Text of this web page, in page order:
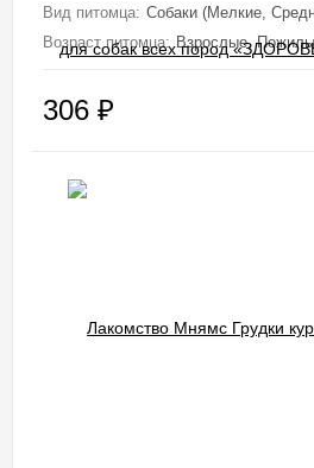
Вид питомца: Собаки (Мелкие,
Возраст питомца: Взрослые,
306 ₽